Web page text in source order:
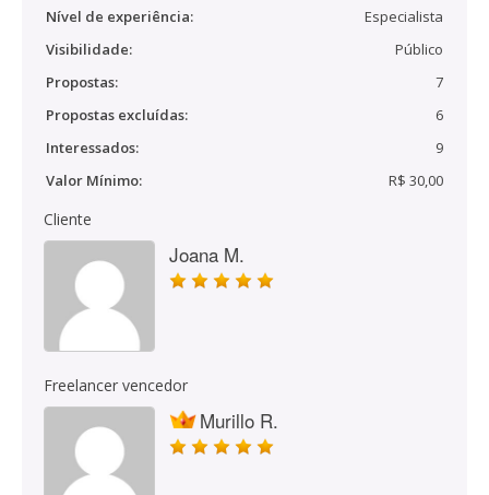
Nível de experiência:
Especialista
Visibilidade:
Público
Propostas:
7
Propostas excluídas:
6
Interessados:
9
Valor Mínimo:
R$ 30,00
Cliente
Joana M.
Freelancer vencedor
Murillo R.